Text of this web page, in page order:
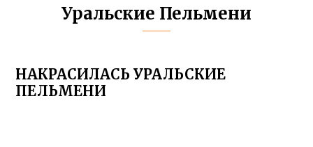
Уральские Пельмени
НАКРАСИЛАСЬ УРАЛЬСКИЕ
ПЕЛЬМЕНИ